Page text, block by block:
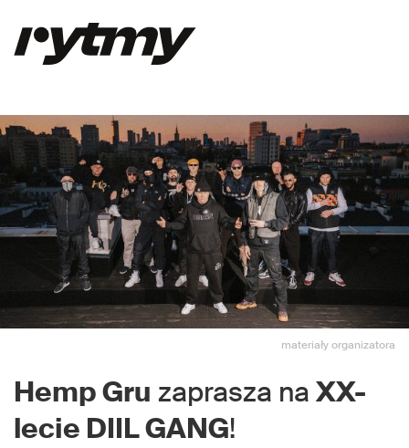
materiały organizatora
Hemp Gru zaprasza na XX-
lecie DIIL GANG!